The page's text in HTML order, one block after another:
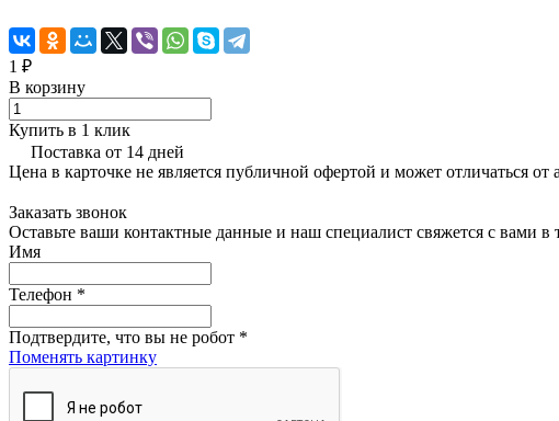
1 ₽
В корзину
Купить в 1 клик
Поставка от 14 дней
Цена в карточке не является публичной офертой и может отличаться
Заказать звонок
Оставьте ваши контактные данные и наш специалист свяжется с вами в
Имя
Телефон *
Подтвердите, что вы не робот *
Поменять картинку